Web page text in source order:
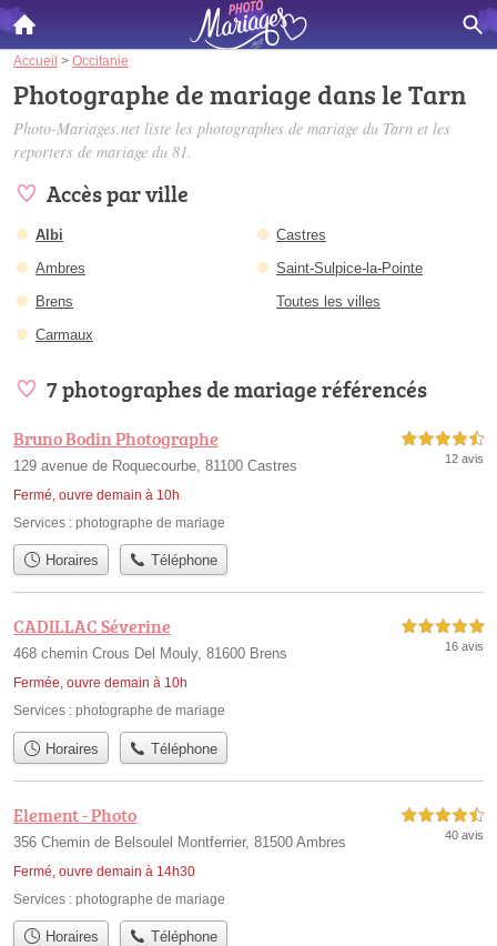
Accueil > Occitanie
Photographe de mariage dans le Tarn
Photo-Mariages.net liste les photographes de mariage du Tarn et les
reporters de mariage du 81.
Accès par ville
Albi
Ambres
Brens
Carmaux
Castres
Saint-Sulpice-la-Pointe
Toutes les villes
7 photographes de mariage référencés
Bruno Bodin Photographe
129 avenue de Roquecourbe, 81100 Castres
Fermé, ouvre demain à 10h
4,5 étoiles sur 5
12 avis
Services : photographe de mariage
Horaires Téléphone
CADILLAC Séverine
468 chemin Crous Del Mouly, 81600 Brens
Fermée, ouvre demain à 10h
5,0 étoiles sur 5
16 avis
Services : photographe de mariage
Horaires Téléphone
Element - Photo
356 Chemin de Belsoulel Montferrier, 81500 Ambres
Fermé, ouvre demain à 14h30
4,5 étoiles sur 5
40 avis
Services : photographe de mariage
Horaires Téléphone